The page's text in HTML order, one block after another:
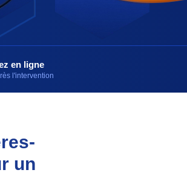
en ligne
l'intervention
un